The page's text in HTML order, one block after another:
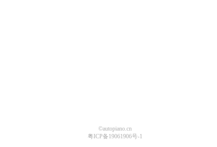
©autopiano.cn
粤ICP备19061906号-1